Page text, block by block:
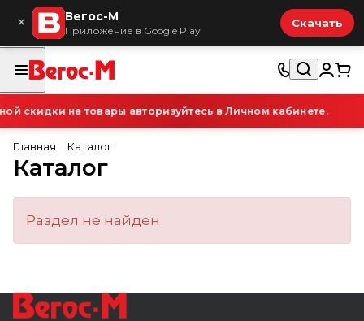
× Вегос-М
Приложение в Google Play
Скачать
скидки на товары авторизуйтесь в Личном кабинете.
Главная Каталог
Каталог
Раздел не найден